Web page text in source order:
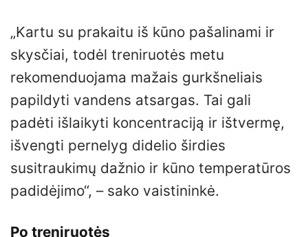
„Kartu su prakaitu iš kūno pašalinami ir
skysčiai, todėl treniruotės metu
rekomenduojama mažais gurkšneliais
papildyti vandens atsargas. Tai gali
padėti išlaikyti koncentraciją ir ištvermę,
išvengti pernelyg didelio širdies
susitraukimų dažnio ir kūno temperatūros
padidėjimo“, – sako vaistininkė.
Po treniruotės